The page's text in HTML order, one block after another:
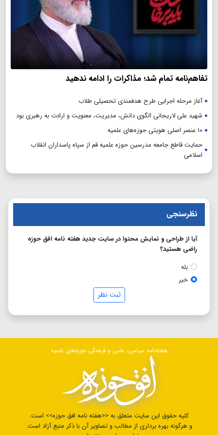
تفاهم‌نامه تمام شد؛ مذاکرات را ادامه ندهید
آغاز مرحله اجرایی طرح هدفمندی تحصیلی طلاب
شهید علی لاریجانی الگوی دانش، مدیریت، معنویت و ارادت به رهبری بود
۱۰ عنصر اصلی هویتی حوزه‌های علمیه
حمایت قاطع جامعه مدرسین حوزه علمیه قم از سپاه پاسداران انقلاب
اسلامی
نظرسنجی
آیا از طراحی و نمایش محتوا در سایت جدید هفته نامه افق حوزه
راضی هستید؟
بله
خیر
ثبت نظر
هفته‌نامه سیاسی، علمی و فرهنگی حوزه‌های علمیه
کلیه حقوق این سایت متعلق به <<هفته نامه افق حوزه>> است.
و هرگونه بهره برداری از مطالب و تصاویر آن با ذکر منبع آزاد است.